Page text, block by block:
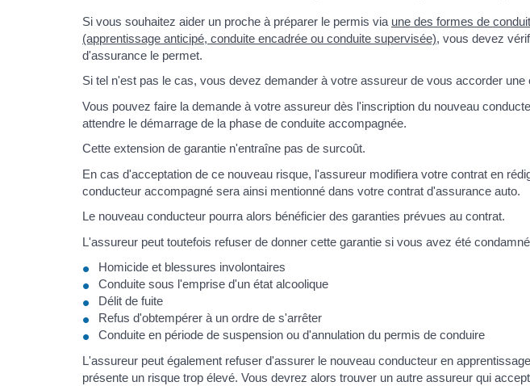
Si vous souhaitez aider un proche à préparer le permis via une des formes de
(apprentissage anticipé, conduite encadrée ou conduite supervisée), vous devez
d'assurance le permet.
Si tel n'est pas le cas, vous devez demander à votre assureur de vous accorder une
Vous pouvez faire la demande à votre assureur dès l'inscription du nouveau
attendre le démarrage de la phase de conduite accompagnée.
Cette extension de garantie n'entraîne pas de surcoût.
En cas d'acceptation de ce nouveau risque, l'assureur modifiera votre contrat en
conducteur accompagné sera ainsi mentionné dans votre contrat d'assurance auto.
Le nouveau conducteur pourra alors bénéficier des garanties prévues au contrat.
L'assureur peut toutefois refuser de donner cette garantie si vous avez été
Homicide et blessures involontaires
Conduite sous l'emprise d'un état alcoolique
Délit de fuite
Refus d'obtempérer à un ordre de s'arrêter
Conduite en période de suspension ou d'annulation du permis de conduire
L'assureur peut également refuser d'assurer le nouveau conducteur en
présente un risque trop élevé. Vous devrez alors trouver un autre assureur qui